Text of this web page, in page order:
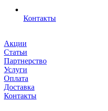
Контакты
Акции
Статьи
Партнерство
Услуги
Оплата
Доставка
Контакты